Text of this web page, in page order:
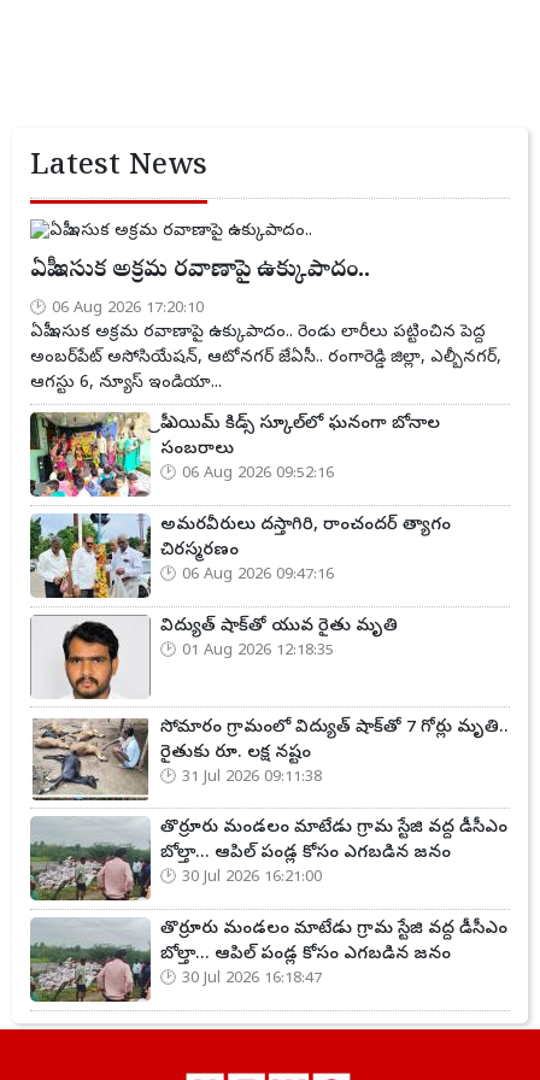
Latest News
ఏపీ ఇసుక అక్రమ రవాణాపై ఉక్కుపాదం..
06 Aug 2026 17:20:10
ఏపీ ఇసుక అక్రమ రవాణాపై ఉక్కుపాదం.. రెండు లారీలు పట్టించిన పెద్ద
అంబర్‌పేట్ అసోసియేషన్, ఆటోనగర్ జేఏసీ.. రంగారెడ్డి జిల్లా, ఎల్బీనగర్,
ఆగస్టు 6, న్యూస్ ఇండియా...
ప్రీ ఎయిమ్ కిడ్స్ స్కూల్‌లో ఘనంగా బోనాల
సంబరాలు
06 Aug 2026 09:52:16
అమరవీరులు దస్తాగిరి, రాంచందర్ త్యాగం
చిరస్మరణం
06 Aug 2026 09:47:16
విద్యుత్ షాక్‌తో యువ రైతు మృతి
01 Aug 2026 12:18:35
సోమారం గ్రామంలో విద్యుత్ షాక్‌తో 7 గోర్లు మృతి..
రైతుకు రూ. లక్ష నష్టం
31 Jul 2026 09:11:38
తొర్రూరు మండలం మాటేడు గ్రామ స్టేజి వద్ద డీసీఎం
బోల్తా... ఆపిల్ పండ్ల కోసం ఎగబడిన జనం
30 Jul 2026 16:21:00
తొర్రూరు మండలం మాటేడు గ్రామ స్టేజి వద్ద డీసీఎం
బోల్తా... ఆపిల్ పండ్ల కోసం ఎగబడిన జనం
30 Jul 2026 16:18:47